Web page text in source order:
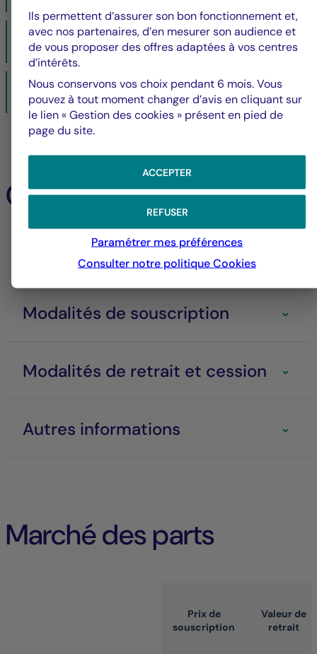
Note d'information et statuts - LF Les Grands Palais
PDF 1764 Ko
Document d'informations clés - LF Les Grands Palais
PDF 141 Ko
Caractéristiques
Informations générales
Modalités de souscription
Modalités de retrait et cession
Autres informations
Marché des parts
Prix de
souscription
Valeur de
retrait
Ils permettent d’assurer son bon fonctionnement et,
avec nos partenaires, d’en mesurer son audience et
de vous proposer des offres adaptées à vos centres
d’intérêts.
Nous conservons vos choix pendant 6 mois. Vous
pouvez à tout moment changer d’avis en cliquant sur
le lien « Gestion des cookies » présent en pied de
page du site.
ACCEPTER
REFUSER
Paramétrer mes préférences
Consulter notre politiqueCookies